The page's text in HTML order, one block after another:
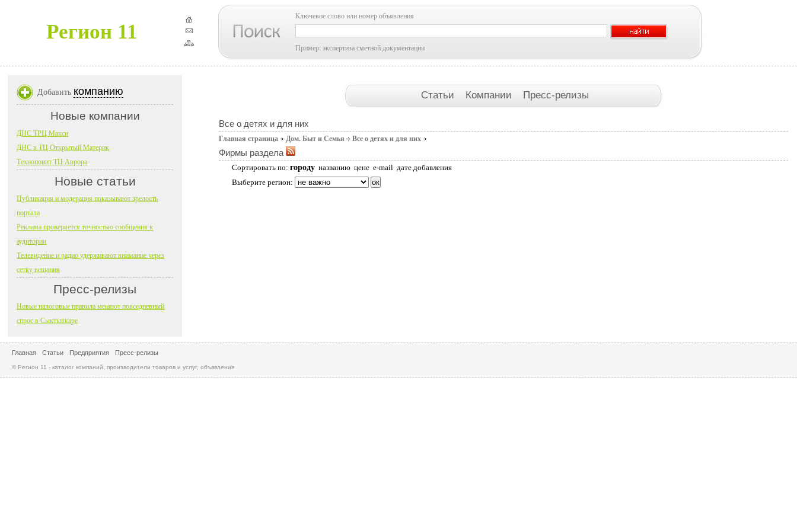
Регион 11
Ключевое слово или номер объявления
Пример: экспертиза сметной документации
Статьи Компании Пресс-релизы
Все о детях и для них
Главная страница Дом. Быт и Семья Все о детях и для них
Фирмы раздела
Сортировать по: городу названию цене e-mail дате добавления
Выберите регион:
Добавить компанию
Новые компании
ДНС ТРЦ Макси
ДНС в ТЦ Открытый Материк
Технопоинт ТЦ Аврора
Новые статьи
Публикация и модерация показывают зрелость
портала
Реклама проверяется точностью сообщения к
аудитории
Телевидение и радио удерживают внимание через
сетку вещания
Пресс-релизы
Новые налоговые правила меняют повседневный
спрос в Сыктывкаре
Главная Статьи Предприятия Пресс-релизы
© Регион 11 - каталог компаний, производители товаров и услуг, объявления